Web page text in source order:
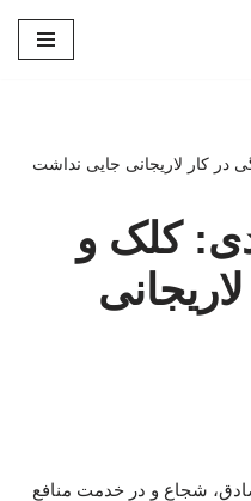
در کار لاریجانی جایی نداشت
کلک و
شجاع و در خدمت منافع